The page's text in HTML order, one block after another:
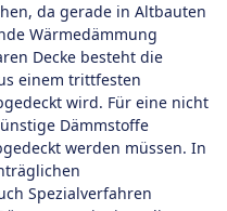
da gerade in Altbauten
Wärmedämmung
Decke besteht die
einem trittfesten
wird. Für eine nicht
Dämmstoffe
werden müssen. In
Spezialverfahren